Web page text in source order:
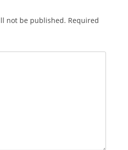
not be published. Required